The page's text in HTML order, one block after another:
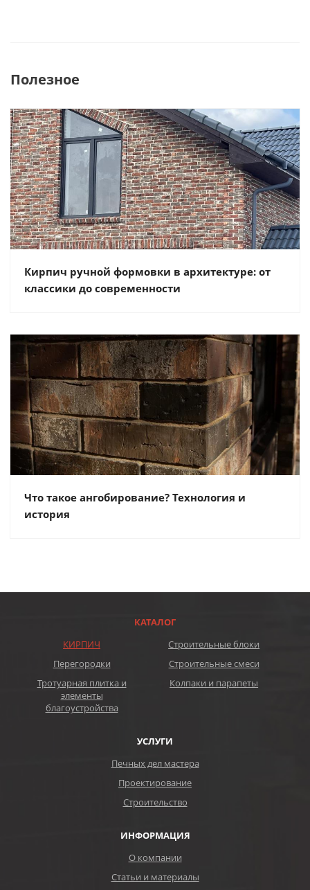
Полезное
Кирпич ручной формовки в архитектуре: от
классики до современности
Что такое ангобирование? Технология и
история
КАТАЛОГ
КИРПИЧ
Строительные блоки
Перегородки
Строительные смеси
Тротуарная плитка и
элементы
благоустройства
Колпаки и парапеты
УСЛУГИ
Печных дел мастера
Проектирование
Строительство
ИНФОРМАЦИЯ
О компании
Статьи и материалы